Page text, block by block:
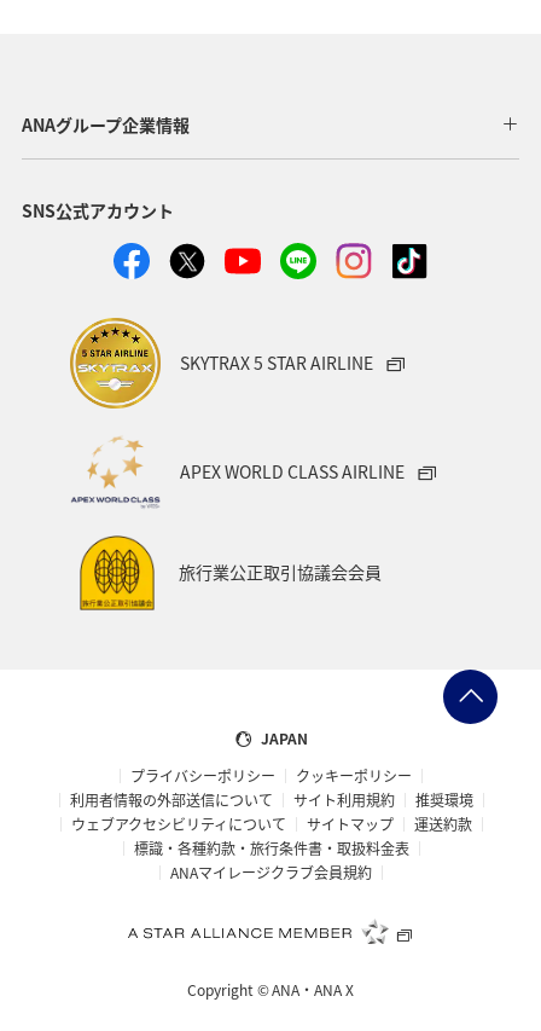
ANAグループ企業情報
SNS公式アカウント
SKYTRAX 5 STAR AIRLINE
APEX WORLD CLASS AIRLINE
旅行業公正取引協議会会員
JAPAN
プライバシーポリシー
クッキーポリシー
利用者情報の外部送信について
サイト利用規約
推奨環境
ウェブアクセシビリティについて
サイトマップ
運送約款
標識・各種約款・旅行条件書・取扱料金表
ANAマイレージクラブ会員規約
Copyright ©ANA・ANA X